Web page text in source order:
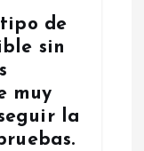
tipo de
sin
muy
la